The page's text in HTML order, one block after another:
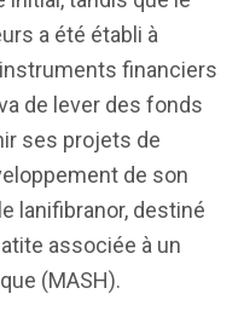
a été établi à
financiers
de lever des fonds
ses projets de
de son
lanifibranor, destiné
associée à un
(MASH).